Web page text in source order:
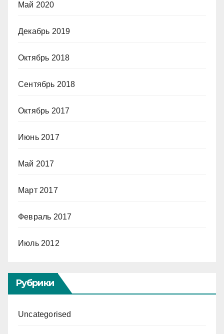
Май 2020
Декабрь 2019
Октябрь 2018
Сентябрь 2018
Октябрь 2017
Июнь 2017
Май 2017
Март 2017
Февраль 2017
Июль 2012
Рубрики
Uncategorised